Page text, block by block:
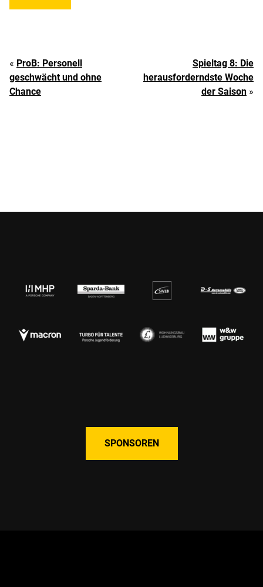
« ProB: Personell
geschwächt und ohne
Chance
Spieltag 8: Die
herausforderndste Woche
der Saison »
SPONSOREN